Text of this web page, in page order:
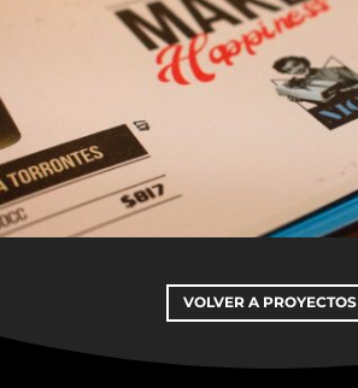
VOLVER A PROYECTOS